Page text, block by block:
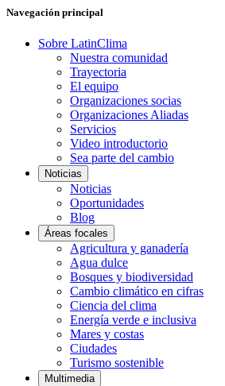
Navegación principal
Sobre LatinClima
Nuestra comunidad
Trayectoria
El equipo
Organizaciones socias
Organizaciones Aliadas
Servicios
Video introductorio
Sea parte del cambio
Noticias
Noticias
Oportunidades
Blog
Áreas focales
Agricultura y ganadería
Agua dulce
Bosques y biodiversidad
Cambio climático en cifras
Ciencia del clima
Energía verde e inclusiva
Mares y costas
Ciudades
Turismo sostenible
Multimedia